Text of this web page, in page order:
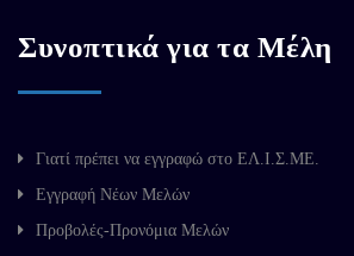
Συνοπτικά για τα Μέλη
Γιατί πρέπει να εγγραφώ στο ΕΛ.Ι.Σ.ΜΕ.
Εγγραφή Νέων Μελών
Προβολές-Προνόμια Μελών